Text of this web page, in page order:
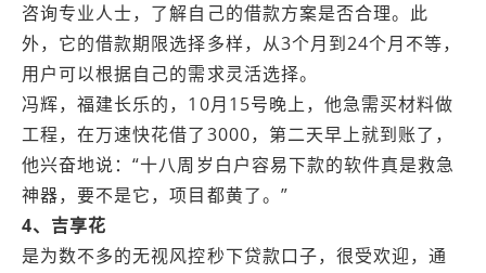
咨询专业人士，了解自己的借款方案是否合理。此
外，它的借款期限选择多样，从3个月到24个月不等，
用户可以根据自己的需求灵活选择。
冯辉，福建长乐的，10月15号晚上，他急需买材料做
工程，在万速快花借了3000，第二天早上就到账了，
他兴奋地说：“十八周岁白户容易下款的软件真是救急
神器，要不是它，项目都黄了。”
4、吉享花
是为数不多的无视风控秒下贷款口子，很受欢迎，通